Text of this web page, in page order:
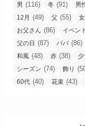
男 (116) 冬 (91) 男
12月 (49) 父 (55)
お父さん (86) イベント
父の日 (87) パパ (86)
和風 (48) 赤 (38)
シーズン (74) 飾り
60代 (40) 花束 (43)